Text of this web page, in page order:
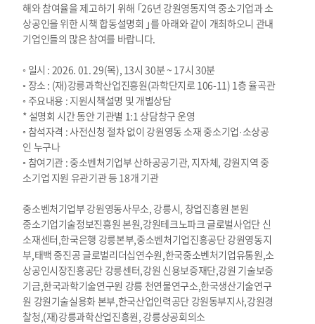
해와 참여율을 제고하기 위해 ｢26년 강원영동지역 중소기업과 소
상공인을 위한 시책 합동설명회 ｣를 아래와 같이 개최하오니 관내
기업인들의 많은 참여를 바랍니다.
◦ 일시 : 2026. 01. 29(목), 13시 30분 ~ 17시 30분
◦ 장소 : (재)강릉과학산업진흥원(과학단지로 106-11) 1층 율곡관
◦ 주요내용 : 지원시책설명 및 개별상담
* 설명회 시간 동안 기관별 1:1 상담창구 운영
◦ 참석자격 : 사전신청 절차 없이 강원영동 소재 중소기업·소상공
인 누구나
◦ 참여기관 : 중소벤처기업부 산하공공기관, 지자체, 강원지역 중
소기업 지원 유관기관 등 18개 기관
중소벤처기업부 강원영동사무소, 강릉시, 창업진흥원 본원
중소기업기술정보진흥원 본원,강원테크노파크 글로벌사업단 신
소재센터,한국은행 강릉본부,중소벤처기업진흥공단 강원영동지
부,태백 중진공 글로벌리더십연수원,한국중소벤처기업유통원,소
상공인시장진흥공단 강릉센터,강원 신용보증재단,강원 기술보증
기금,한국과학기술연구원 강릉 천연물연구소,한국생산기술연구
원 강원기술실용화 본부,한국산업인력공단 강원동부지사,강원경
찰청,(재)강릉과학산업진흥원, 강릉상공회의소